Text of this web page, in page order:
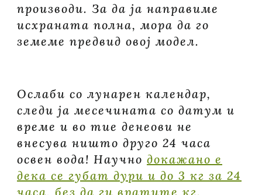
производи. За да ја направиме
исхраната полна, мора да го
земеме предвид овој модел.
Ослаби со лунарен календар,
следи ја месечината со датум и
време и во тие денеови не
внесува ништо друго 24 часа
освен вода! Научно докажано е
дека се губат дури и до 3 кг за 24
часа, без да ги вратите кг.